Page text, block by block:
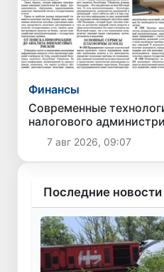
Финансы
Современные
налогового
7 авг 2026, 09:07
Последние новости